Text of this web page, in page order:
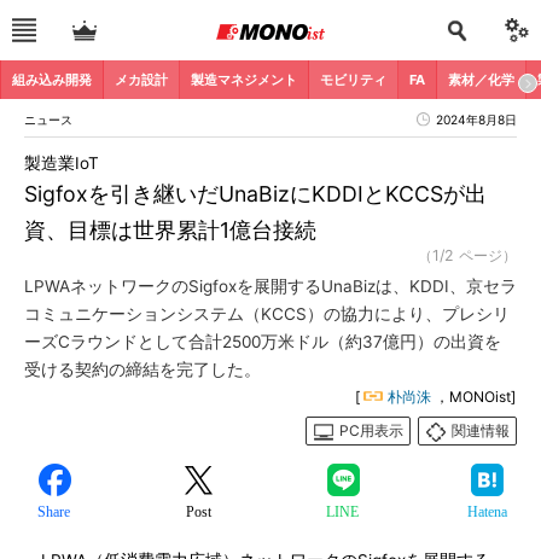
組み込み開発 メカ設計 製造マネジメント モビリティ FA 素材／化学
ニュース 2024年8月8日
Sigfoxを引き継いだUnaBizにKDDIとKCCSが出
資、目標は世界累計1億台接続
製造業IoT
（1/2 ページ）
LPWAネットワークのSigfoxを展開するUnaBizは、KDDI、京セラ
コミュニケーションシステム（KCCS）の協力により、プレシリ
ーズCラウンドとして合計2500万米ドル（約37億円）の出資を
受ける契約の締結を完了した。
[ 朴尚洙 ，MONOist]
PC用表示
関連情報
Share Post LINE Hatena